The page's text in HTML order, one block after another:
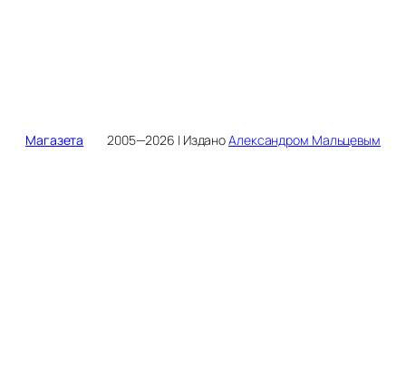
Магазета 2005—2026 | ИзданоАлександром Мальцевым